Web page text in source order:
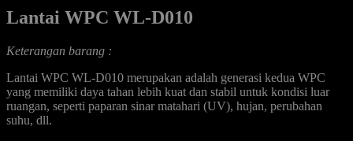
Lantai WPC WL-D010
Keterangan barang :
Lantai WPC WL-D010 merupakan adalah generasi kedua WPC
yang memiliki daya tahan lebih kuat dan stabil untuk kondisi luar
ruangan, seperti paparan sinar matahari (UV), hujan, perubahan
suhu, dll.